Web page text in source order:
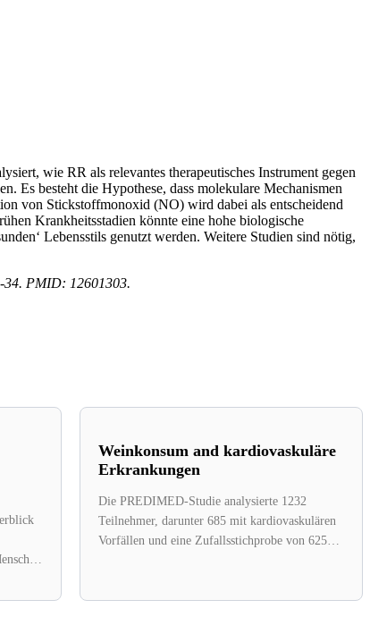
wie RR als relevantes therapeutisches Instrument gegen
Es besteht die Hypothese, dass molekulare Mechanismen
von Stickstoffmonoxid (NO) wird dabei als entscheidend
Krankheitsstadien könnte eine hohe biologische
Lebensstils genutzt werden. Weitere Studien sind nötig,
34. PMID: 12601303.
Weinkonsum and kardiovaskuläre
Erkrankungen
Die PREDIMED-Studie analysierte 1232
Teilnehmer, darunter 685 mit kardiovaskulären
Vorfällen und eine Zufallsstichprobe von 625